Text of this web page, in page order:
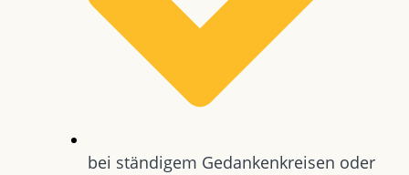
bei ständigem Gedankenkreisen oder